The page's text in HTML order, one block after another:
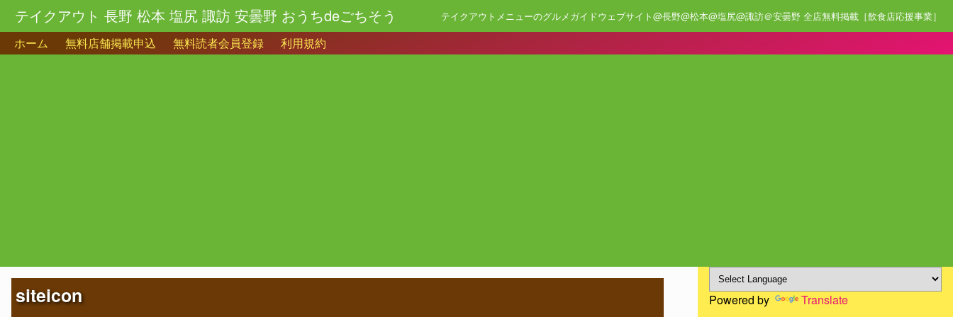
テイクアウト 長野 松本 塩尻 諏訪 安曇野 おうちdeごちそう テイクアウトメニューのグルメガイドウェブサイト@長野@松本@塩尻@諏訪＠安曇野 全店無料掲載［飲食店応援事業］
ホーム 無料店舗掲載申込 無料読者会員登録 利用規約
siteicon Powered by Translate